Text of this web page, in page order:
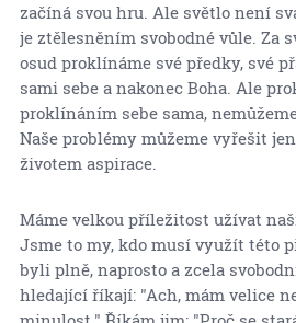
začíná svou hru. Ale světlo není
je ztělesněním svobodné vůle. Za
osud proklínáme své předky, své
sami sebe a nakonec Boha. Ale
proklínáním sebe sama,
Naše problémy můžeme vyřešit
životem aspirace.
Máme velkou příležitost užívat
Jsme to my, kdo musí využít této
byli plně, naprosto a zcela
hledající říkají: "Ach, mám velice